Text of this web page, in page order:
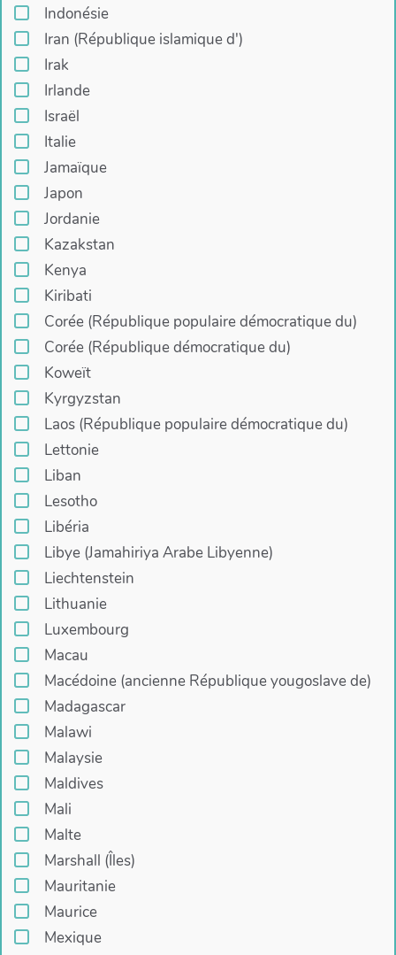
Indonésie
Iran (République islamique d')
Irak
Irlande
Israël
Italie
Jamaïque
Japon
Jordanie
Kazakstan
Kenya
Kiribati
Corée (République populaire démocratique du)
Corée (République démocratique du)
Koweït
Kyrgyzstan
Laos (République populaire démocratique du)
Lettonie
Liban
Lesotho
Libéria
Libye (Jamahiriya Arabe Libyenne)
Liechtenstein
Lithuanie
Luxembourg
Macau
Macédoine (ancienne République yougoslave de)
Madagascar
Malawi
Malaysie
Maldives
Mali
Malte
Marshall (Îles)
Mauritanie
Maurice
Mexique